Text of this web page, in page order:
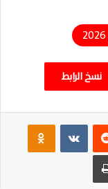
نسخ الرابط
‏VKontakte
طباعة